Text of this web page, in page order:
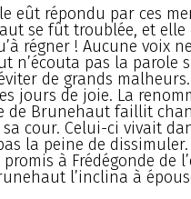
eût répondu par ces
se fût troublée, et elle
régner ! Aucune voix
n’écouta pas la parole
de grands malheurs.
jours de joie. La
de Brunehaut faillit
cour. Celui-ci vivait
la peine de
à Frédégonde de
l’inclina à